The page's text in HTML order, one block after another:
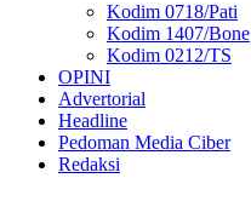
Kodim 0718/Pati
Kodim 1407/Bone
Kodim 0212/TS
OPINI
Advertorial
Headline
Pedoman Media Ciber
Redaksi